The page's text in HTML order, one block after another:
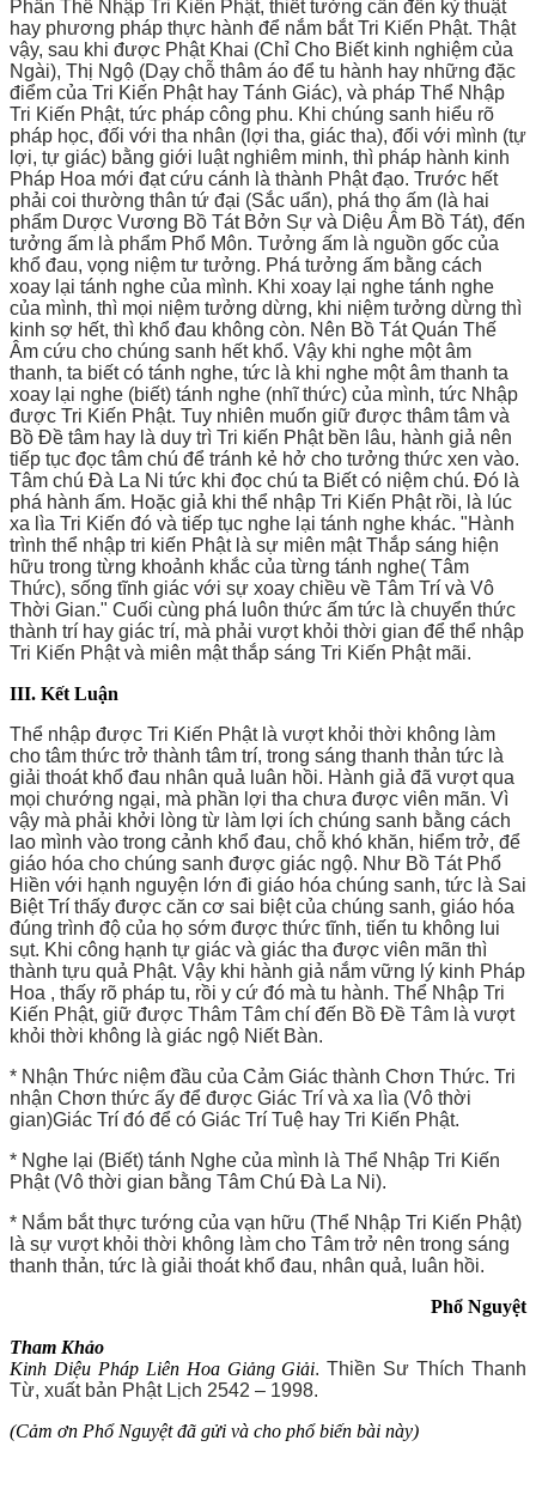
Phần Thể Nhập Tri Kiến Phật, thiết tưởng cần đến kỷ thuật
hay phương pháp thực hành để nắm bắt Tri Kiến Phật. Thật
vậy, sau khi được Phật Khai (Chỉ Cho Biết kinh nghiệm của
Ngài), Thị Ngộ (Dạy chỗ thâm áo để tu hành hay những đặc
điểm của Tri Kiến Phật hay Tánh Giác), và pháp Thể Nhập
Tri Kiến Phật, tức pháp công phu. Khi chúng sanh hiểu rõ
pháp học, đối với tha nhân (lợi tha, giác tha), đối với mình (tự
lợi, tự giác) bằng giới luật nghiêm minh, thì pháp hành kinh
Pháp Hoa mới đạt cứu cánh là thành Phật đạo. Trước hết
phải coi thường thân tứ đại (Sắc uẩn), phá thọ ấm (là hai
phẩm Dược Vương Bồ Tát Bởn Sự và Diệu Âm Bồ Tát), đến
tưởng ấm là phẩm Phổ Môn. Tưởng ấm là nguồn gốc của
khổ đau, vọng niệm tư tưởng. Phá tưởng ấm bằng cách
xoay lại tánh nghe của mình. Khi xoay lại nghe tánh nghe
của mình, thì mọi niệm tưởng dừng, khi niệm tưởng dừng thì
kinh sợ hết, thì khổ đau không còn. Nên Bồ Tát Quán Thế
Âm cứu cho chúng sanh hết khổ. Vậy khi nghe một âm
thanh, ta biết có tánh nghe, tức là khi nghe một âm thanh ta
xoay lại nghe (biết) tánh nghe (nhĩ thức) của mình, tức Nhập
được Tri Kiến Phật. Tuy nhiên muốn giữ được thâm tâm và
Bồ Đề tâm hay là duy trì Tri kiến Phật bền lâu, hành giả nên
tiếp tục đọc tâm chú để tránh kẻ hở cho tưởng thức xen vào.
Tâm chú Đà La Ni tức khi đọc chú ta Biết có niệm chú. Đó là
phá hành ấm. Hoặc giả khi thể nhập Tri Kiến Phật rồi, là lúc
xa lìa Tri Kiến đó và tiếp tục nghe lại tánh nghe khác. "Hành
trình thể nhập tri kiến Phật là sự miên mật Thắp sáng hiện
hữu trong từng khoảnh khắc của từng tánh nghe( Tâm
Thức), sống tĩnh giác với sự xoay chiều về Tâm Trí và Vô
Thời Gian." Cuối cùng phá luôn thức ấm tức là chuyển thức
thành trí hay giác trí, mà phải vượt khỏi thời gian để thể nhập
Tri Kiến Phật và miên mật thắp sáng Tri Kiến Phật mãi.
III. Kết Luận
Thể nhập được Tri Kiến Phật là vượt khỏi thời không làm
cho tâm thức trở thành tâm trí, trong sáng thanh thản tức là
giải thoát khổ đau nhân quả luân hồi. Hành giả đã vượt qua
mọi chướng ngại, mà phần lợi tha chưa được viên mãn. Vì
vậy mà phải khởi lòng từ làm lợi ích chúng sanh bằng cách
lao mình vào trong cảnh khổ đau, chỗ khó khăn, hiểm trở, để
giáo hóa cho chúng sanh được giác ngộ. Như Bồ Tát Phổ
Hiền với hạnh nguyện lớn đi giáo hóa chúng sanh, tức là Sai
Biệt Trí thấy được căn cơ sai biệt của chúng sanh, giáo hóa
đúng trình độ của họ sớm được thức tĩnh, tiến tu không lui
sụt. Khi công hạnh tự giác và giác tha được viên mãn thì
thành tựu quả Phật. Vậy khi hành giả nắm vững lý kinh Pháp
Hoa , thấy rõ pháp tu, rồi y cứ đó mà tu hành. Thể Nhập Tri
Kiến Phật, giữ được Thâm Tâm chí đến Bồ Đề Tâm là vượt
khỏi thời không là giác ngộ Niết Bàn.
* Nhận Thức niệm đầu của Cảm Giác thành Chơn Thức. Tri
nhận Chơn thức ấy để được Giác Trí và xa lìa (Vô thời
gian)Giác Trí đó để có Giác Trí Tuệ hay Tri Kiến Phật.
* Nghe lại (Biết) tánh Nghe của mình là Thể Nhập Tri Kiến
Phật (Vô thời gian bằng Tâm Chú Đà La Ni).
* Nắm bắt thực tướng của vạn hữu (Thể Nhập Tri Kiến Phật)
là sự vượt khỏi thời không làm cho Tâm trở nên trong sáng
thanh thản, tức là giải thoát khổ đau, nhân quả, luân hồi.
Phổ Nguyệt
Tham Khảo
Kinh Diệu Pháp Liên Hoa Giảng Giải. Thiền Sư Thích Thanh
Từ, xuất bản Phật Lịch 2542 – 1998.
(Cảm ơn Phổ Nguyệt đã gửi và cho phổ biến bài này)